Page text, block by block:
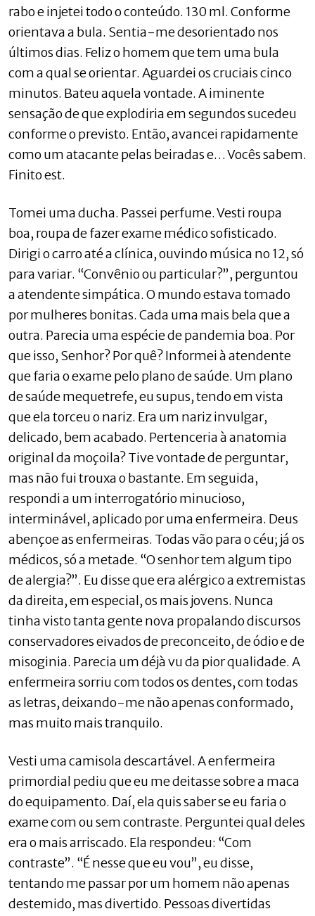
rabo e injetei todo o conteúdo. 130 ml. Conforme
orientava a bula. Sentia-me desorientado nos
últimos dias. Feliz o homem que tem uma bula
com a qual se orientar. Aguardei os cruciais cinco
minutos. Bateu aquela vontade. A iminente
sensação de que explodiria em segundos sucedeu
conforme o previsto. Então, avancei rapidamente
como um atacante pelas beiradas e… Vocês sabem.
Finito est.
Tomei uma ducha. Passei perfume. Vesti roupa
boa, roupa de fazer exame médico sofisticado.
Dirigi o carro até a clínica, ouvindo música no 12, só
para variar. “Convênio ou particular?”, perguntou
a atendente simpática. O mundo estava tomado
por mulheres bonitas. Cada uma mais bela que a
outra. Parecia uma espécie de pandemia boa. Por
que isso, Senhor? Por quê? Informei à atendente
que faria o exame pelo plano de saúde. Um plano
de saúde mequetrefe, eu supus, tendo em vista
que ela torceu o nariz. Era um nariz invulgar,
delicado, bem acabado. Pertenceria à anatomia
original da moçoila? Tive vontade de perguntar,
mas não fui trouxa o bastante. Em seguida,
respondi a um interrogatório minucioso,
interminável, aplicado por uma enfermeira. Deus
abençoe as enfermeiras. Todas vão para o céu; já os
médicos, só a metade. “O senhor tem algum tipo
de alergia?”. Eu disse que era alérgico a extremistas
da direita, em especial, os mais jovens. Nunca
tinha visto tanta gente nova propalando discursos
conservadores eivados de preconceito, de ódio e de
misoginia. Parecia um déjà vu da pior qualidade. A
enfermeira sorriu com todos os dentes, com todas
as letras, deixando-me não apenas conformado,
mas muito mais tranquilo.
Vesti uma camisola descartável. A enfermeira
primordial pediu que eu me deitasse sobre a maca
do equipamento. Daí, ela quis saber se eu faria o
exame com ou sem contraste. Perguntei qual deles
era o mais arriscado. Ela respondeu: “Com
contraste”. “É nesse que eu vou”, eu disse,
tentando me passar por um homem não apenas
destemido, mas divertido. Pessoas divertidas